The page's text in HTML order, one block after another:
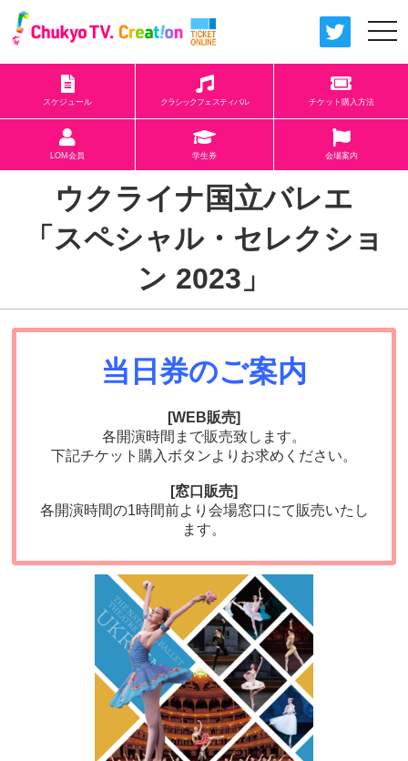
スケジュール クラシックフェスティバル チケット購入方法
LOM会員 学生券 会場案内
ウクライナ国立バレエ
「スペシャル・セレクショ
ン 2023」
当日券のご案内
[WEB販売]
各開演時間まで販売致します。
下記チケット購入ボタンよりお求めください。
[窓口販売]
各開演時間の1時間前より会場窓口にて販売いたし
ます。